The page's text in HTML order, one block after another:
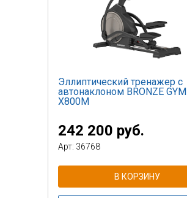
Эллиптический тренажер с
автонаклоном BRONZE GYM
X800M
242 200 руб.
Арт: 36768
В КОРЗИНУ